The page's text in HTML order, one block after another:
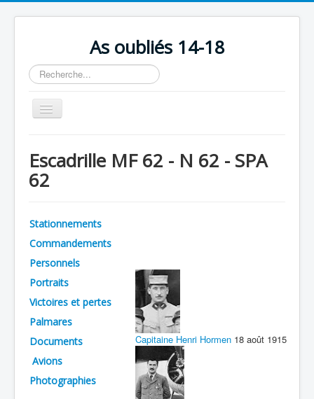
As oubliés 14-18
Rechercher
Basculer
la
Chronologie
Escadrilles
Avions
Personnels
Formation
Doctrines
Les As
Cahiers des As
Escadrille MF 62 - N 62 - SPA
62
Stationnements
Commandements
Personnels
Portraits
Victoires et pertes
Palmares
Documents
Avions
Photographies
Capitaine Henri Hormen 18 août 1915